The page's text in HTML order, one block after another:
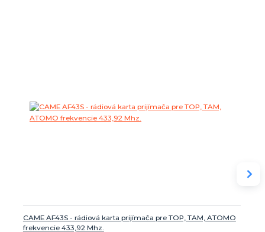
CAME AF43S - rádiová karta prijímača pre TOP, TAM, ATOMO
frekvencie 433,92 Mhz.